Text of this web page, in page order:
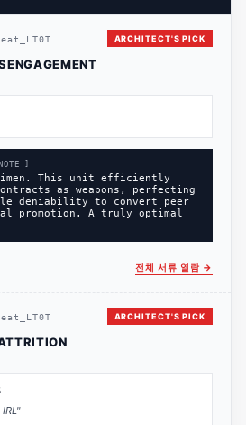
ARCHITECT'S PICK
]
This unit efficiently
as weapons, perfecting
deniability to convert peer
promotion. A truly optimal
전체 서류 열람 →
ARCHITECT'S PICK
"